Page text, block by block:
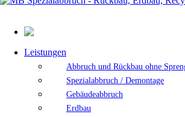
Leistungen
Abbruch und Rückbau ohne
Spezialabbruch / Demontage
Gebäudeabbruch
Erdbau